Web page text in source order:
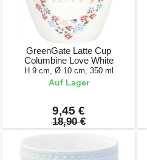
GreenGate Latte Cup
Columbine Love White
H 9 cm, Ø 10 cm, 350 ml
Auf Lager
9,45 €
18,90 €